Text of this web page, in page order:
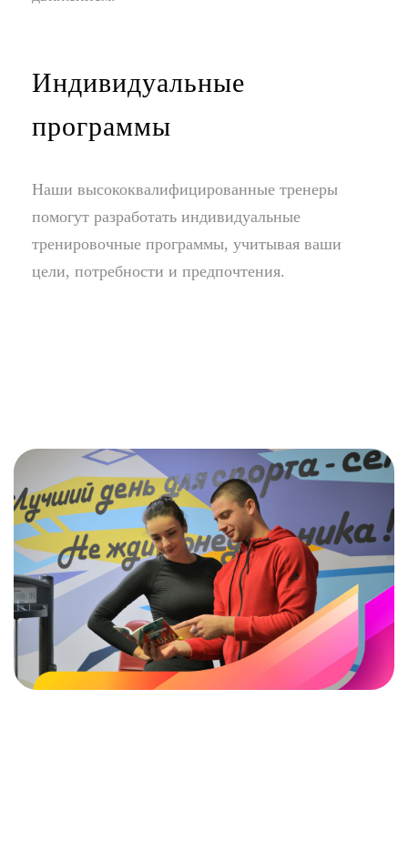
Индивидуальные
программы
Наши высококвалифицированные тренеры
помогут разработать индивидуальные
тренировочные программы, учитывая ваши
цели, потребности и предпочтения.